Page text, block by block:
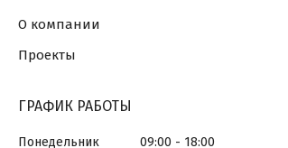
О компании
Проекты
ГРАФИК РАБОТЫ
Понедельник 09:00
18:00